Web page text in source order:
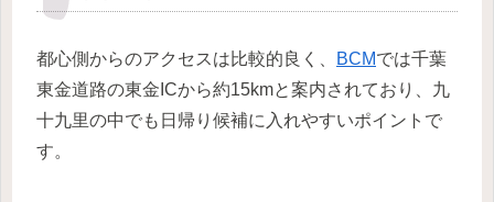
都心側からのアクセスは比較的良く、 BCMでは千葉
東金道路の東金ICから約15kmと案内されており、九
十九里の中でも日帰り候補に入れやすいポイントで
す。